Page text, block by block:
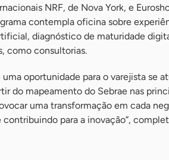
NRF, de Nova York, e
contempla oficina sobre
diagnóstico de maturidade
como consultorias.
uma oportunidade para o varejista se
do mapeamento do Sebrae nas
uma transformação em cada
para a inovação”,